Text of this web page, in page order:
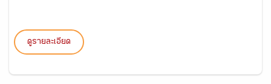
ดูรายละเอียด